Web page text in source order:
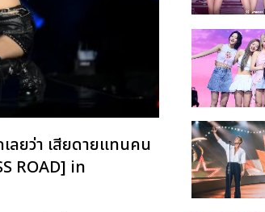
ลยว่า เสียดายแทนคน
ROAD] in